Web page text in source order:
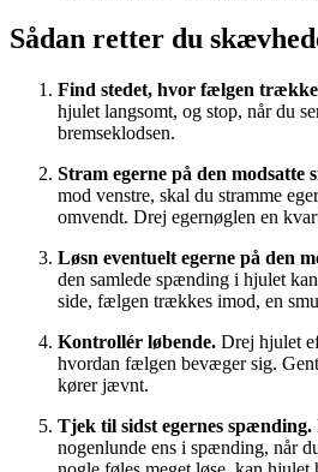
Sådan retter du
Find stedet, hvor fælgen
hjulet langsomt, og stop, når du
bremseklodsen.
Stram egerne på den modsatte
mod venstre, skal du stramme
omvendt. Drej egernøglen en
Løsn eventuelt egerne på den
den samlede spænding i hjulet
side, fælgen trækkes imod, en
Kontrollér løbende. Drej hjulet
hvordan fælgen bevæger sig.
kører jævnt.
Tjek til sidst egernes spænding.
nogenlunde ens i spænding, når